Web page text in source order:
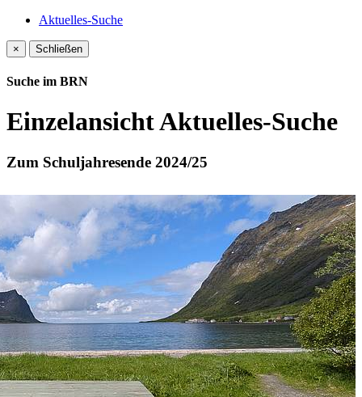
Aktuelles-Suche
× Schließen
Suche im BRN
Einzelansicht Aktuelles-Suche
Zum Schuljahresende 2024/25